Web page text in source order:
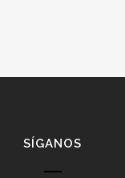
SÍGANOS